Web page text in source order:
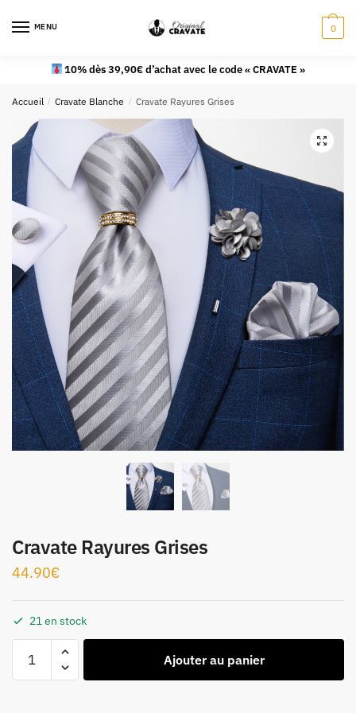
MENU 0
10% dès 39,90€ d’achat avec le code « CRAVATE »
Accueil / Cravate Blanche / Cravate Rayures Grises
Cravate Rayures Grises
44.90€
21 en stock
Ajouter au panier